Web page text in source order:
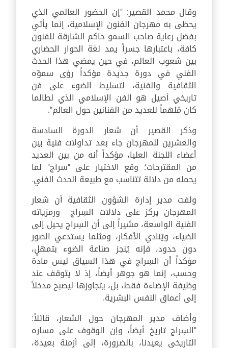
وقال محمد القصير: "إن الحضور العالمي الذي
يحظى به مهرجان الفنون الإسلامية، إنما يأتي
بفضل رعاية صاحب السمو حاكم الشارقة للفنون
كافة، باعتبارها جسراً يمد لغة الحوار الحضاري
بين شعوب العالم، في حين يمضي هذا الحدث
الفني في دورة جديدة مؤكداً رؤى سموّه
الثقافية والفنية، لتسليط الضوء على فن
تاريخي أصيل هو الفن الإسلامي الذي لطالما
كان مُلهماً للعديد من الفنانين حول العالم".
وذكر القصير أن شعار الدورة السادسة
والعشرين للمهرجان جاء بعد تداولات فنية بين
أعضاء اللجنة العليا، مؤكداً أنه من بين العديد
من المقترحات؛ وقع الاختيار على "سراج" لما
يحمله من دلالة تتناسب مع طبيعة الحدث الفني.
ولفت مدير إدارة الشؤون الثقافية أن شعار
المهرجان يركز على دلالات السِراج ورمزياته
الفنية الواسعة، مشيراً إلى أن السِراج يحيل إلى
الضياء، ويُنادي الأفكار، ومثلما يستدعي الصور
دون حدود، فإنه يُنجز صناعة الضوء بتمهلٍ،
مؤكداً أن السِراج في هذا السياق ليس مادة
وحسب، إنما هو جوهر أيضاً، إذ لا يتوقف عند
وظيفة الإضاءة فقط، بل، يتجاوزها ليصبح مدخلاً
إلى أعماق النفس البشرية.
وأضاف مدير المهرجان حول الشعار، قائلاً:
"السِراج تاريخ أيضاً، وإن الوقوف على مساره
التاريخي يعيدنا، بالضرورة، إلى أزمنة بعيدة،